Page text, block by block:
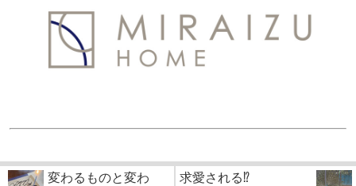
変わるものと変わ
求愛される⁉